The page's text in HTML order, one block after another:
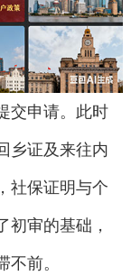
申请。此时
乡证及来往内
社保证明与个
初审的基础，
前。